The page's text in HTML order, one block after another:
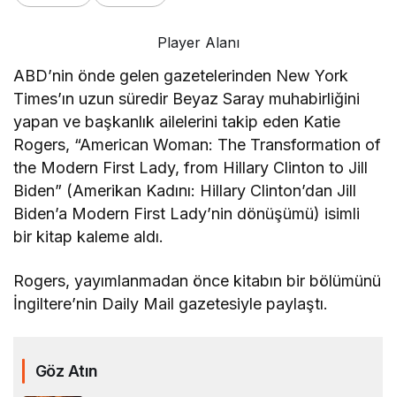
Player Alanı
ABD’nin önde gelen gazetelerinden New York
Times’ın uzun süredir Beyaz Saray muhabirliğini
yapan ve başkanlık ailelerini takip eden Katie
Rogers, “American Woman: The Transformation of
the Modern First Lady, from Hillary Clinton to Jill
Biden” (Amerikan Kadını: Hillary Clinton’dan Jill
Biden’a Modern First Lady’nin dönüşümü) isimli
bir kitap kaleme aldı.
Rogers, yayımlanmadan önce kitabın bir bölümünü
İngiltere’nin Daily Mail gazetesiyle paylaştı.
Göz Atın